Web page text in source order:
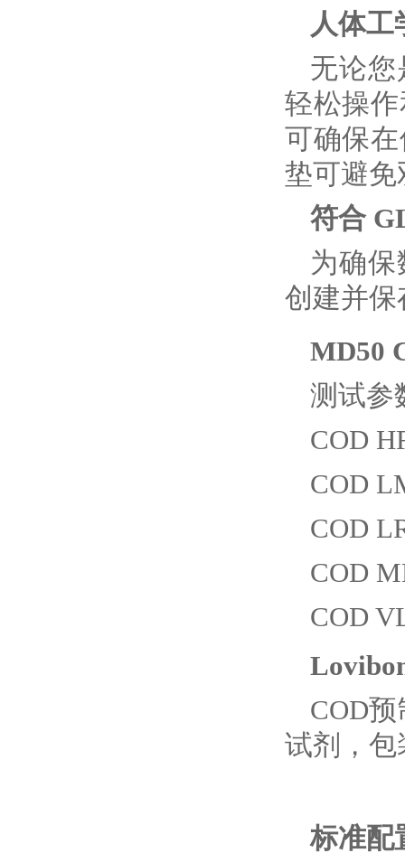
人体工
无论您
轻松操
可确保
垫可避
符合
为确
创建并
MD50
测试参
COD
COD
COD
COD
COD
COD
试剂，包
标准配